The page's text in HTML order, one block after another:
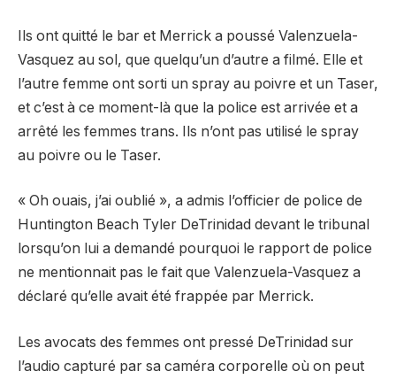
Ils ont quitté le bar et Merrick a poussé Valenzuela-
Vasquez au sol, que quelqu’un d’autre a filmé. Elle et
l’autre femme ont sorti un spray au poivre et un Taser,
et c’est à ce moment-là que la police est arrivée et a
arrêté les femmes trans. Ils n’ont pas utilisé le spray
au poivre ou le Taser.
« Oh ouais, j’ai oublié », a admis l’officier de police de
Huntington Beach Tyler DeTrinidad devant le tribunal
lorsqu’on lui a demandé pourquoi le rapport de police
ne mentionnait pas le fait que Valenzuela-Vasquez a
déclaré qu’elle avait été frappée par Merrick.
Les avocats des femmes ont pressé DeTrinidad sur
l’audio capturé par sa caméra corporelle où on peut